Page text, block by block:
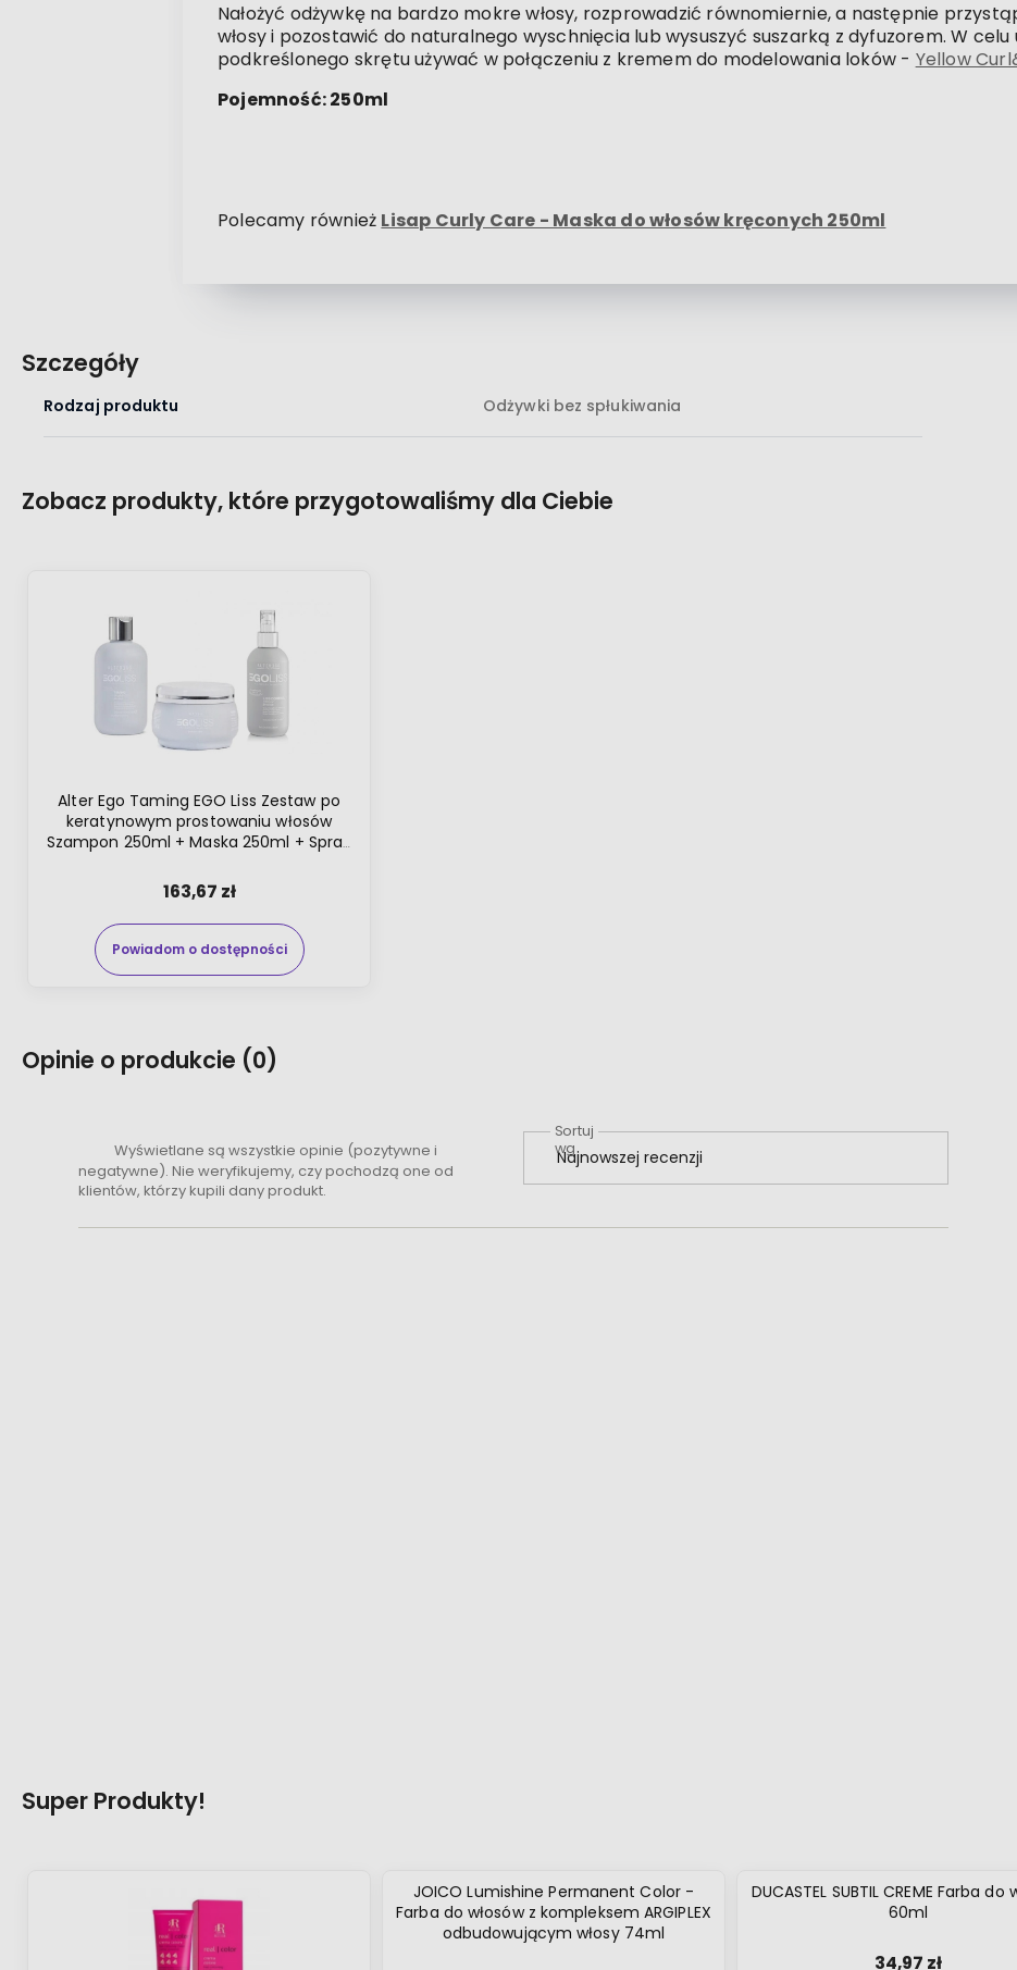
Nałożyć odżywkę na bardzo mokre włosy, rozprowadzić równomiernie, a następnie
włosy i pozostawić do naturalnego wyschnięcia lub wysuszyć suszarką z dyfuzorem. W
podkreślonego skrętu używać w połączeniu z kremem do modelowania loków - Yellow
Pojemność: 250ml
Polecamy również Lisap Curly Care - Maska do włosów kręconych 250ml
Szczegóły
Rodzaj produktu Odżywki bez spłukiwania
Zobacz produkty, które przygotowaliśmy dla Ciebie
Alter Ego Taming EGO Liss Zestaw po
keratynowym prostowaniu włosów
Szampon 250ml + Maska 250ml + Spray
163,67 zł
Powiadom o dostępności
Opinie o produkcie (0)
Wyświetlane są wszystkie opinie (pozytywne i
negatywne). Nie weryfikujemy, czy pochodzą one od
klientów, którzy kupili dany produkt.
Sortuj
wg
Super Produkty!
JOICO Lumishine Permanent Color -
Farba do włosów z kompleksem ARGIPLEX
odbudowującym włosy 74ml
DUCASTEL SUBTIL CREME Farba do
60ml
34,97 zł